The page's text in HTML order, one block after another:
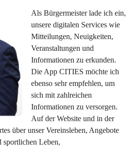
Als Bürgermeister lade ich ein,
unsere digitalen Services wie
Mitteilungen, Neuigkeiten,
Veranstaltungen und
Informationen zu erkunden.
Die App CITIES möchte ich
ebenso sehr empfehlen, um
sich mit zahlreichen
Informationen zu versorgen.
Auf der Website und in der
über unser Vereinsleben, Angebote
sportlichen Leben,